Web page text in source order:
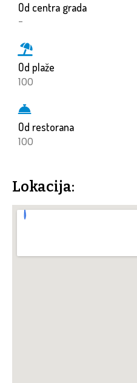
Od centra grada
-
Od plaže
100
Od restorana
100
Lokacija: